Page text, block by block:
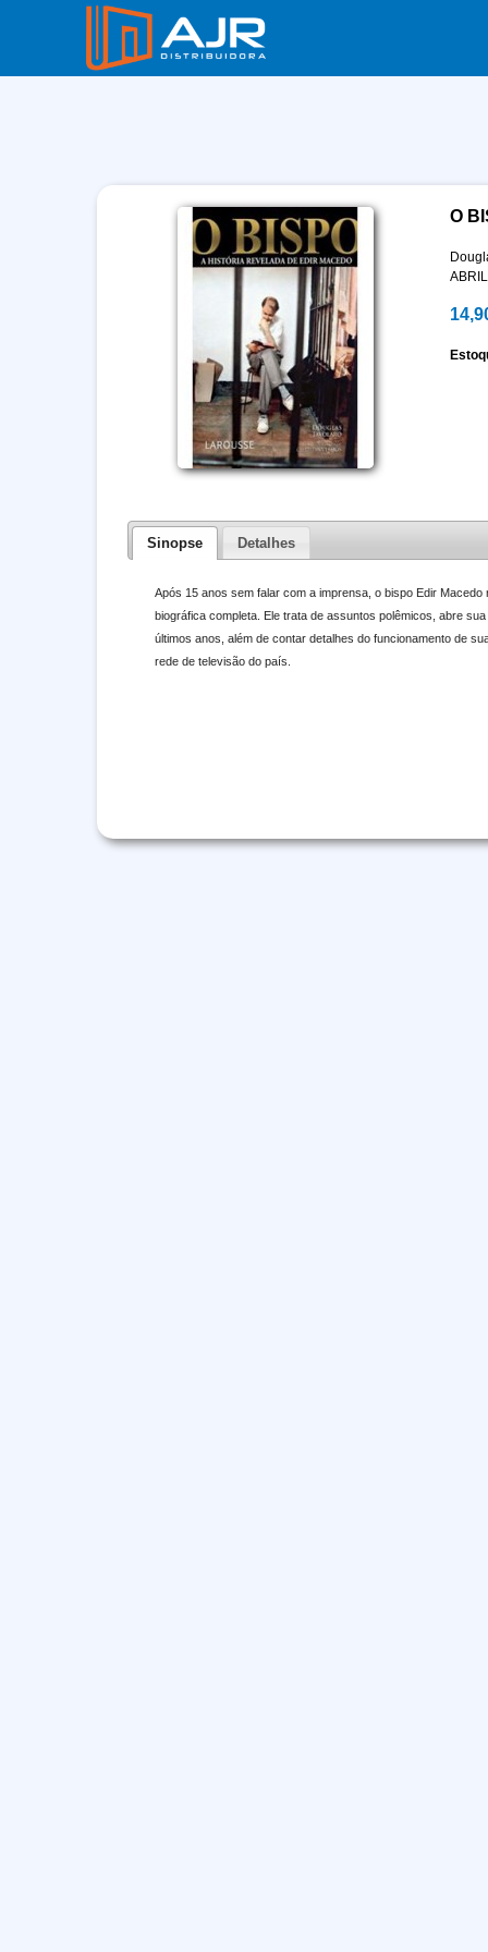
O
ABRIL
Sinopse Detalhes
Após 15 anos sem falar com a imprensa, o bispo Edir
biográfica completa. Ele trata de assuntos polêmicos, abre
últimos anos, além de contar detalhes do funcionamento de
rede de televisão do país.